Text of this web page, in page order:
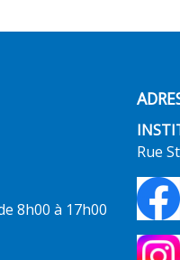
8h00 à 17h00
Rue